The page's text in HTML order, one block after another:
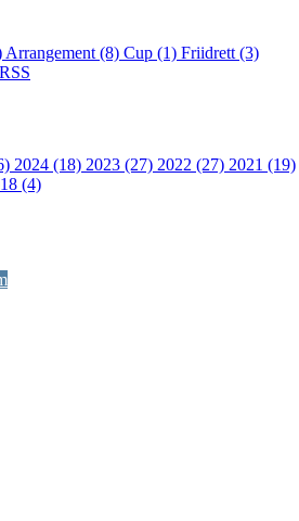
Arrangement (8) Cup (1) Friidrett (3)
RSS
2024 (18) 2023 (27) 2022 (27) 2021 (19)
(4)